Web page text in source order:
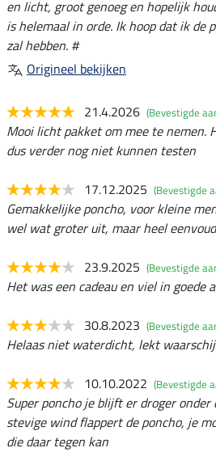
en licht, groot genoeg en hopelijk
is helemaal in orde. Ik hoop dat ik de
zal hebben. #
Origineel bekijken
21.4.2026 (Bevestigde
Mooi licht pakket om mee te nemen.
dus verder nog niet kunnen testen
17.12.2025 (Bevestigde
Gemakkelijke poncho, voor kleine
wel wat groter uit, maar heel
23.9.2025 (Bevestigde
Het was een cadeau en viel in goede
30.8.2023 (Bevestigde
Helaas niet waterdicht, lekt
10.10.2022 (Bevestigde
Super poncho je blijft er droger onder
stevige wind flappert de poncho, je
die daar tegen kan